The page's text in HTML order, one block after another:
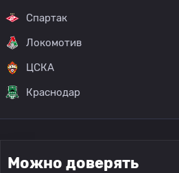
Спартак
Локомотив
ЦСКА
Краснодар
Можно доверять